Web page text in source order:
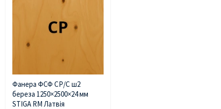
Фанера ФСФ СР/С ш2
береза 1250×2500×24 мм
STIGA RM Латвія